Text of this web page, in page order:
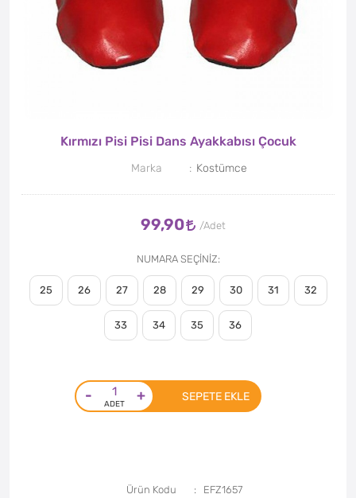
Kırmızı Pisi Pisi Dans Ayakkabısı Çocuk
Marka Kostümce
99,90
NUMARA SEÇİNİZ
25 26 27 28 29 30 31 32
33 34 35 36
- + SEPETE EKLE
Ürün Kodu
EFZ1657